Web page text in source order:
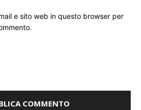
e sito web in questo browser per